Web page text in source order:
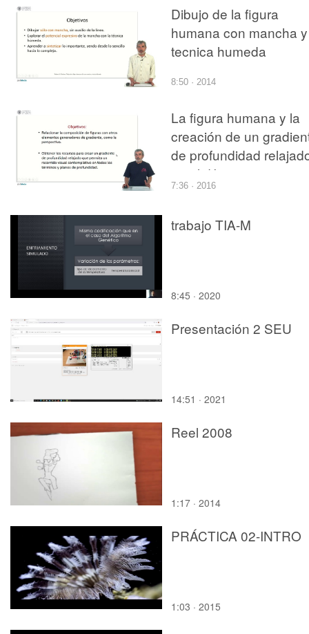
Dibujo de la figura
humana con mancha y
tecnica humeda
8:50 · 2014
La figura humana y la
creación de un
de profundidad
en el dibujo con
de una escena exterior
7:36 · 2016
trabajo TIA-M
8:45 · 2020
Presentación 2 SEU
14:51 · 2021
Reel 2008
1:17 · 2014
PRÁCTICA 02-INTRO
1:03 · 2015